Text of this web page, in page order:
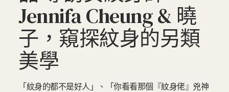
Jennifa Cheung & 曉
子，窺探紋身的另類
美學
「紋身的都不是好人」、「你看看那個『紋身佬』兇神